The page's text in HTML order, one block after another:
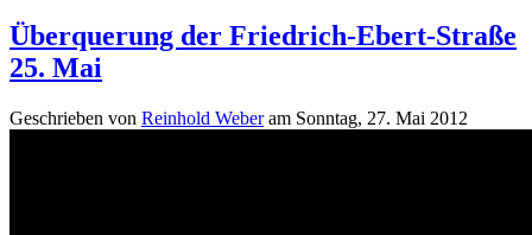
Überquerung der Friedrich-Ebert-Straße
25. Mai
Geschrieben von Reinhold Weberam Sonntag, 27. Mai 2012